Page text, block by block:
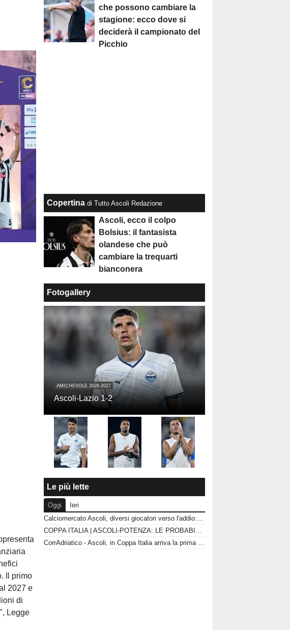
Il primo
2027 e
di
Legge
che possono cambiare la
stagione: ecco dove si
deciderà il campionato del
Picchio
Copertina di Tutto Ascoli Redazione
Ascoli, ecco il colpo
Bolsius: il fantasista
olandese che può
cambiare la trequarti
bianconera
Fotogallery
AMICHEVOLE 2026-2027
Ascoli-Lazio 1-2
Le più lette
Oggi
Ieri
Calciomercato Ascoli, diversi giocatori verso l'addio: le uscite che possono sbloccare il mercato
COPPA ITALIA | ASCOLI-POTENZA: LE PROBABILI FORMAZIONI
CorrAdriatico - Ascoli, in Coppa Italia arriva la prima vera prova